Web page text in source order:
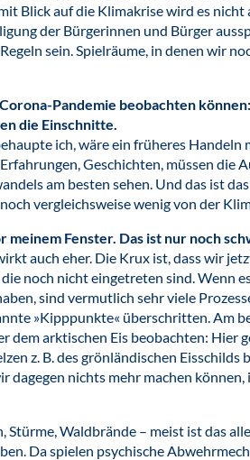
Blick auf die Klimakrise wird es nicht
der Bürgerinnen und Bürger
sein. Spielräume, in denen wir
Pandemie beobachten
die Einschnitte.
ich, wäre ein früheres Handeln
Geschichten, müssen die
am besten sehen. Und das ist
vergleichsweise wenig von der
meinem Fenster. Das ist nur noch
auch eher. Die Krux ist, dass wir
noch nicht eingetreten sind. Wenn
sind vermutlich sehr viele
»Kipppunkte« überschritten. Am
dem arktischen Eis beobachten: Hier
z. B. des grönländischen Eisschilds
dagegen nichts mehr machen
Stürme, Waldbrände – meist ist das
Da spielen psychische